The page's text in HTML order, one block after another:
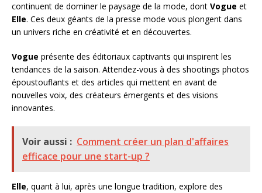
continuent de dominer le paysage de la mode, dont Vogue et
Elle. Ces deux géants de la presse mode vous plongent dans
un univers riche en créativité et en découvertes.
Vogue présente des éditoriaux captivants qui inspirent les
tendances de la saison. Attendez-vous à des shootings photos
époustouflants et des articles qui mettent en avant de
nouvelles voix, des créateurs émergents et des visions
innovantes.
Voir aussi : Comment créer un plan d'affaires
efficace pour une start-up ?
Elle, quant à lui, après une longue tradition, explore des